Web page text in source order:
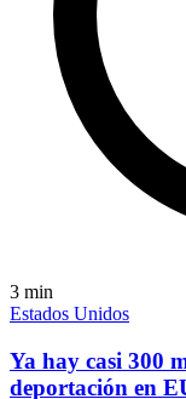
3 min
Estados Unidos
Ya hay casi 300
deportación en